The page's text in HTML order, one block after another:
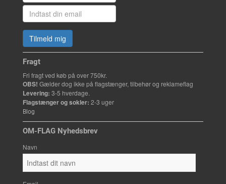
Tilmeld mig
Fragt
Fri fragt ved køb på over 750kr.
OBS! Gælder dog ikke på flagstænger, tilbehør og reklameflag
Levering: 3-5 hverdage.
Flagstænger og sokler: 2-3 uger
Blog
OM-FLAG Nyhedsbrev
Navn